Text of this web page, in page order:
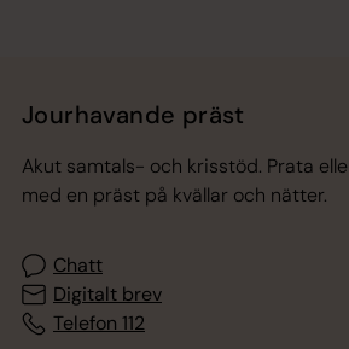
Jourhavande präst
Akut samtals- och krisstöd. Prata
med en präst på kvällar och nätter.
Chatt
Digitalt brev
Telefon 112